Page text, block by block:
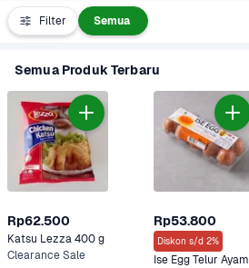
Filter Semua
Semua Produk Terbaru
Rp62.500
Katsu Lezza 400 g
Clearance Sale
Rp53.800
Diskon s/d 2%
Ise Egg Telur Ayam